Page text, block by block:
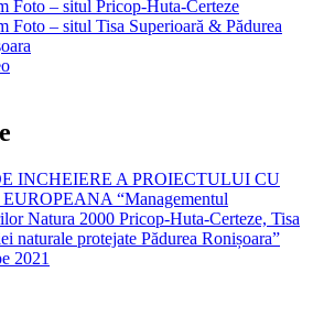
Foto – situl Pricop-Huta-Certeze
Foto – situl Tisa Superioară & Pădurea
INCHEIERE A PROIECTULUI CU
“Managementul
Natura 2000 Pricop-Huta-Certeze, Tisa
naturale protejate Pădurea Ronișoara”
2021